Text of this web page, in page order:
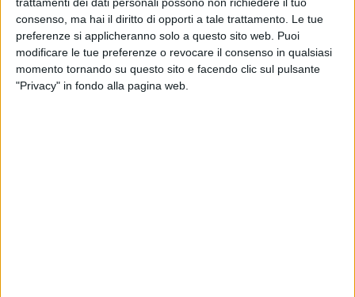
consenso, ma hai il diritto di opporti a tale trattamento. Le tue
preferenze si applicheranno solo a questo sito web. Puoi
modificare le tue preferenze o revocare il consenso in qualsiasi
momento tornando su questo sito e facendo clic sul pulsante
"Privacy" in fondo alla pagina web.
la delicatezza del nostro territorio. A tal proposito occorre
considerare che il citato art. 208 - Autorizzazione unica per i
nuovi impianti di smaltimento e di recupero dei rifiuti del
codice ambiente al comma 6 stabilisce che: "6. Entro 30
giorni dal ricevimento delle conclusioni della Conferenza dei